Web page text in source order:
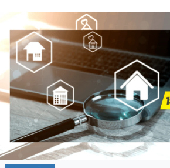
Eskişehirspor
Spor
Sağlık
Kültür Sanat
Tarihçe
Resmi İlanlar
Süper Lig Puan Durumu ve
Tüm Manşetler
Son Dakika Haberleri
Haber Arşivi